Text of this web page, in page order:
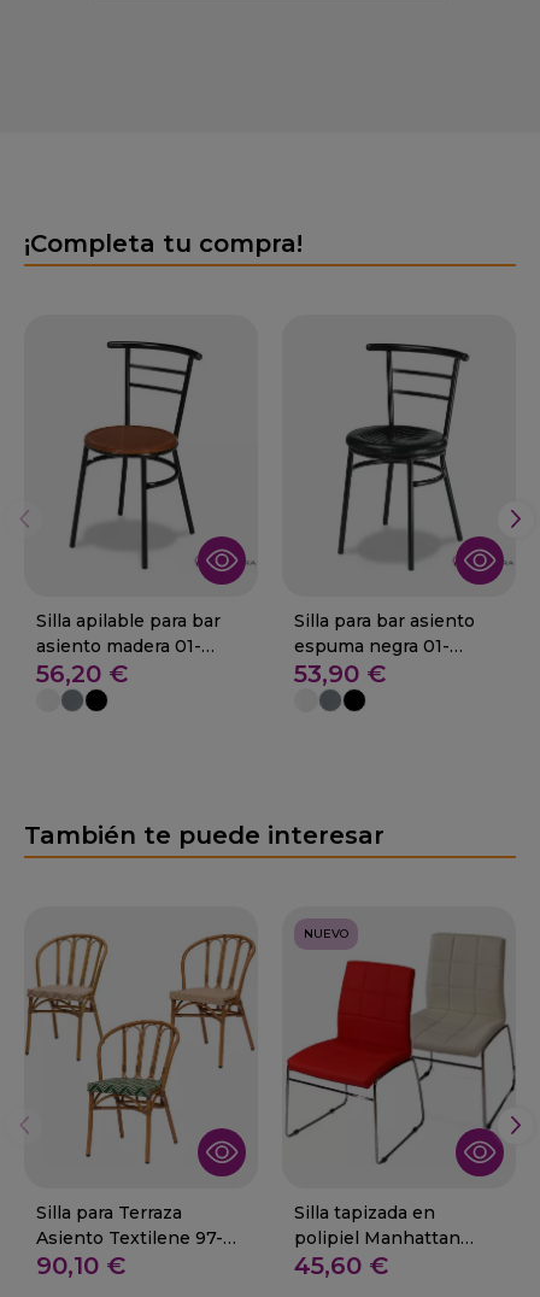
¡Completa tu compra!
Silla apilable para bar
asiento madera 01-
Canfranc M
56,20 €
Silla para bar asiento
espuma negra 01-
Canfranc ES
53,90 €
También te puede interesar
Silla para Terraza
Asiento Textilene 97-
NASA
90,10 €
NUEVO
Silla tapizada en
polipiel Manhattan
estructura cromada
45,60 €